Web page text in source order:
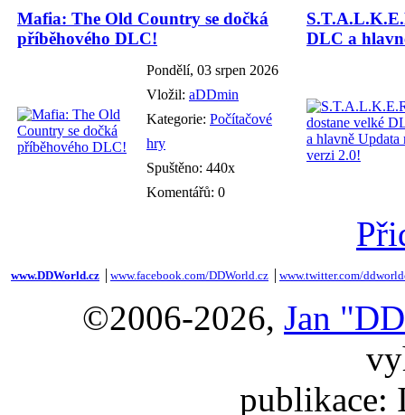
Mafia: The Old Country se dočká
příběhového DLC!
Pondělí, 03 srpen 2026
Vložil: aDDmin
Kategorie: Počítačové
hry
Spuštěno: 440x
Komentářů: 0
DLC a
www.DDWorld.cz www.facebook.com/DDWorld.cz www.twitter.com/
©2006-2026, Jan
publikace: